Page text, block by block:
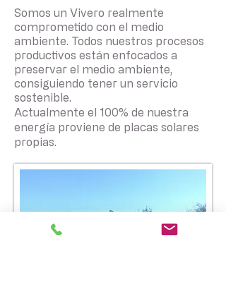
Somos un Vivero realmente
comprometido con el medio
ambiente. Todos nuestros procesos
productivos están enfocados a
preservar el medio ambiente,
consiguiendo tener un servicio
sostenible.
Actualmente el 100% de nuestra
energía proviene de placas solares
propias.